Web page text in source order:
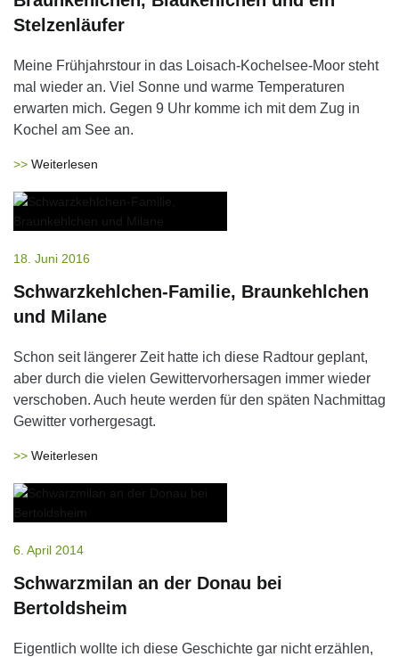
Stelzenläufer
Meine Frühjahrstour in das Loisach-Kochelsee-Moor steht
mal wieder an. Viel Sonne und warme Temperaturen
erwarten mich. Gegen 9 Uhr komme ich mit dem Zug in
Kochel am See an.
Weiterlesen
18. Juni 2016
Schwarzkehlchen-Familie, Braunkehlchen
und Milane
Schon seit längerer Zeit hatte ich diese Radtour geplant,
aber durch die vielen Gewittervorhersagen immer wieder
verschoben. Auch heute werden für den späten Nachmittag
Gewitter vorhergesagt.
Weiterlesen
6. April 2014
Schwarzmilan an der Donau bei
Bertoldsheim
Eigentlich wollte ich diese Geschichte gar nicht erzählen,